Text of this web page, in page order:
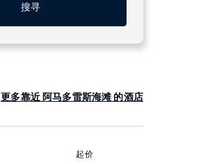
搜寻
更多靠近 阿马多雷斯海滩 的酒店
起价